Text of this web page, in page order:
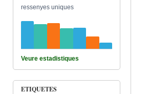
ressenyes uniques
Veure estadistiques
ETIQUETES